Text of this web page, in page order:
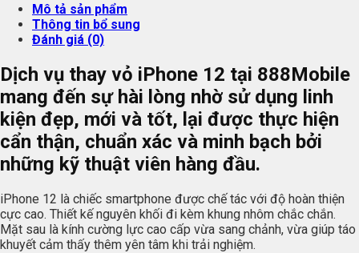
Mô tả sản phẩm
Thông tin bổ sung
Đánh giá (0)
Dịch vụ thay vỏ iPhone 12 tại 888Mobile
mang đến sự hài lòng nhờ sử dụng linh
kiện đẹp, mới và tốt, lại được thực hiện
cẩn thận, chuẩn xác và minh bạch bởi
những kỹ thuật viên hàng đầu.
iPhone 12 là chiếc smartphone được chế tác với độ hoàn thiện
cực cao. Thiết kế nguyên khối đi kèm khung nhôm chắc chắn.
Mặt sau là kính cường lực cao cấp vừa sang chảnh, vừa giúp táo
khuyết cảm thấy thêm yên tâm khi trải nghiệm.